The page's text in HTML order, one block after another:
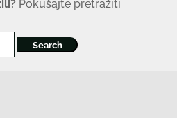
Pokušajte pretražiti